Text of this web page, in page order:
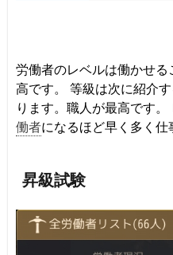
労働者のレベルは働かせ
高です。 等級は次に紹介
ります。職人が最高です
働者になるほど早く多く仕
昇級試験